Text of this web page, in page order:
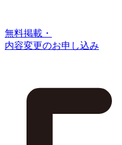
無料掲載・
内容変更のお申し込み